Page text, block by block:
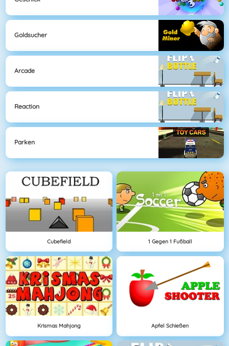
Goldsucher
Arcade
Reaction
Parken
Cubefield 1 Gegen 1 Fußball
Krismas Mahjong Apfel Schießen